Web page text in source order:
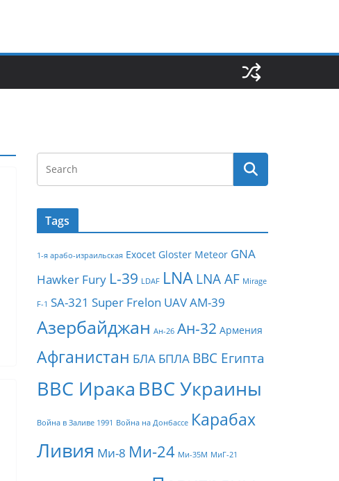
Tags
1-я арабо-израильская Exocet Gloster Meteor GNA
Hawker Fury L-39 LDAF LNA LNA AF Mirage
F-1 SA-321 Super Frelon UAVАМ-39
Азербайджан Ан-26 Ан-32 Армения
Афганистан БЛА БПЛА ВВС Египта
ВВС Ирака ВВС Украины
Война в Заливе 1991 Война на Донбассе Карабах
Ливия Ми-8 Ми-24 Ми-35М МиГ-21